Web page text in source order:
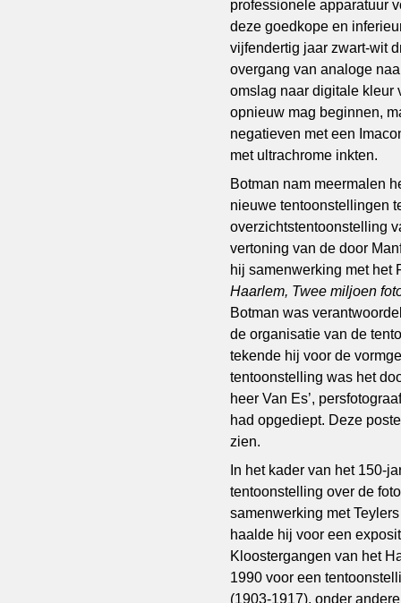
professionele apparatuur
deze goedkope en
vijfendertig jaar zwart-wit
overgang van analoge
omslag naar digitale kleur
opnieuw mag beginnen,
negatieven met een
met ultrachrome inkten.
Botman nam meermalen
nieuwe tentoonstellingen
overzichtstentoonstelling
vertoning van de door
hij samenwerking met het
Haarlem, Twee miljoen
Botman was
de organisatie van de
tekende hij voor de
tentoonstelling was het
heer Van Es’,
had opgediept. Deze
zien.
In het kader van het 150-
tentoonstelling over de
samenwerking met
haalde hij voor een
Kloostergangen van het
1990 voor een
(1903-1917), onder